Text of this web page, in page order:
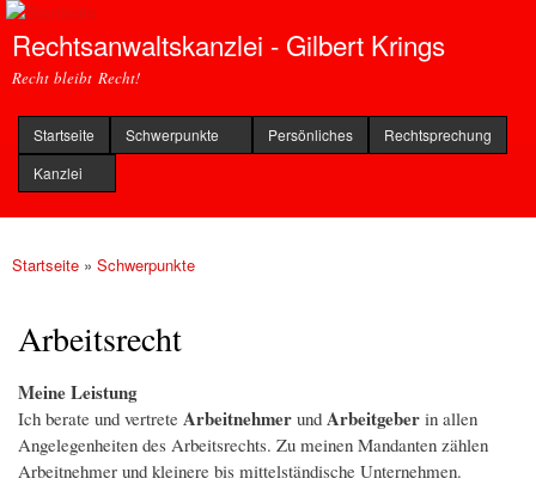
zum
Rechtsanwaltskanzlei - Gilbert Krings
Recht bleibt Recht!
Startseite Schwerpunkte Persönliches
Rechtsprechung
Kanzlei
Sie sind hier
Startseite » Schwerpunkte
Arbeitsrecht
Meine Leistung
Ich berate und vertrete Arbeitnehmer und Arbeitgeber in allen
Angelegenheiten des Arbeitsrechts. Zu meinen Mandanten zählen
Arbeitnehmer und kleinere bis mittelständische Unternehmen.